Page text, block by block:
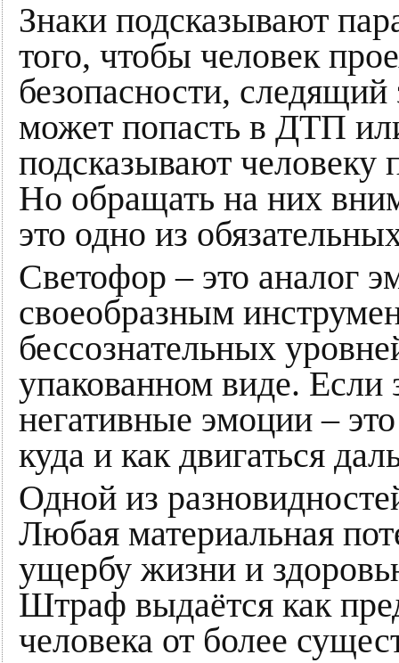
Знаки подсказывают
того, чтобы человек
безопасности,
может попасть в ДТП
подсказывают
Но обращать на них
это одно из
Светофор – это аналог
своеобразным
бессознательных
упакованном виде. Если
негативные эмоции –
куда и как двигаться
Одной из
Любая материальная
ущербу жизни и
Штраф выдаётся как
человека от более